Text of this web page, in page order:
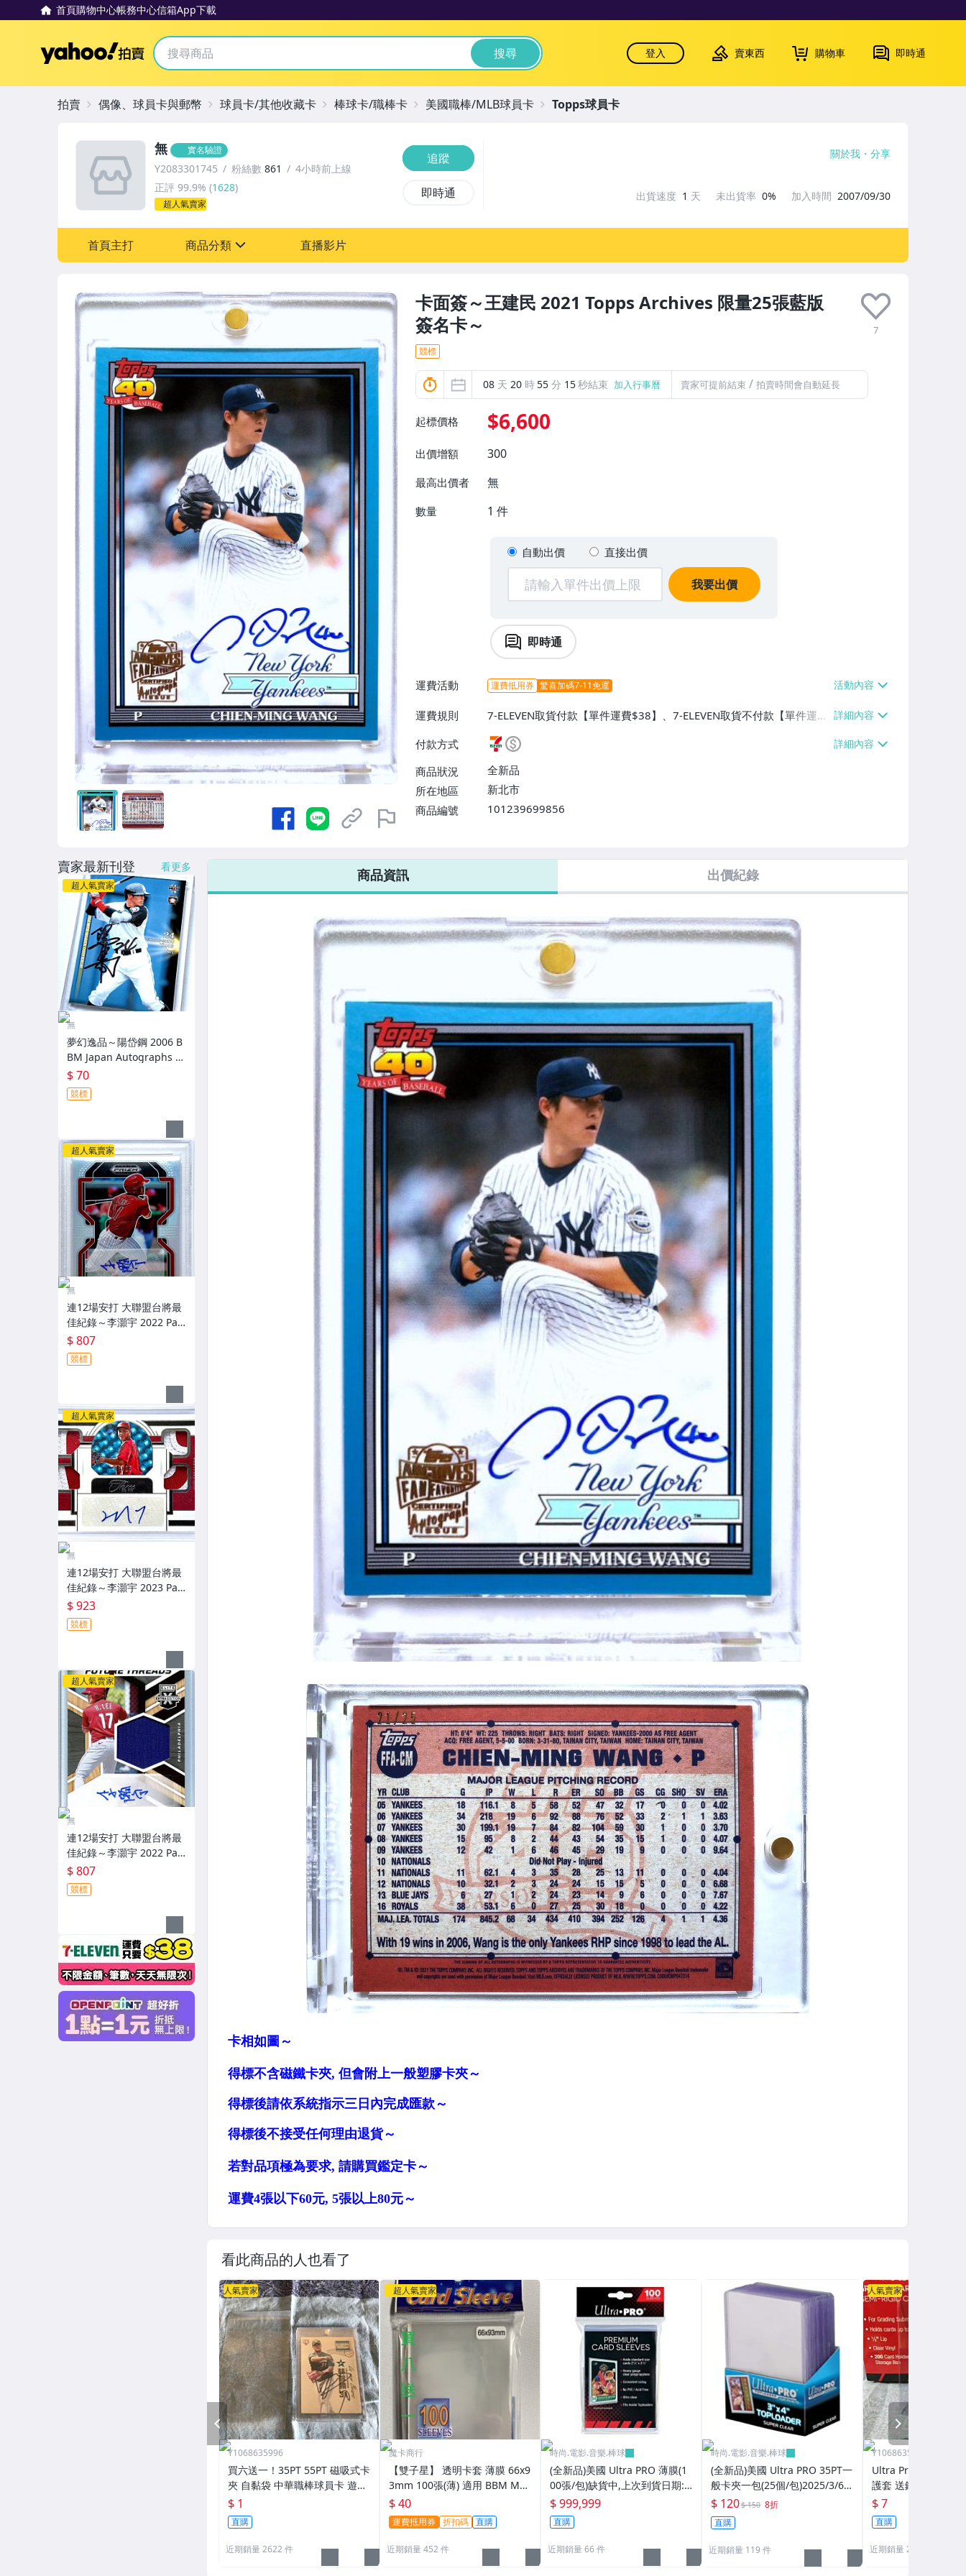
首頁購物中心帳務中心信箱App下載
Yahoo拍賣 搜尋 登入 賣東西 購物車 即時通
卡面簽～王建民 2021 Topps Archives 限量25張藍版
簽名卡～
7
競標
08 天 20 時 55 分 13秒結束 加入行事曆 賣家可提前結束 / 拍賣時間會自動延長
起標價格 $6,600
出價增額 300
最高出價者 無
數量 1 件
自動出價 直接出價
我要出價
即時通
運費活動 運費抵用券 驚喜加碼7-11免運
運費規則
7-ELEVEN取貨付款【單件運費$38】、7-ELEVEN取貨不付款【單件運費
$38】、郵局掛號【單件運費$60、滿20件或消費滿$50000免運費】
付款方式
商品狀況
全新品
所在地區
新北市
商品編號
101239699856
不限金額、筆數，筆筆優惠無限次！
無 實名驗證
Y2083301745 粉絲數 861
4小時前上線
正評 99.9% (1628)
超人氣賣家
追蹤
即時通
關於我 分享
出貨速度 1 天 未出貨率 0% 加入時間 2007/09/30
首頁主打 商品分類
玩具、模型與公仔
偶像、球員卡與郵幣
直播影片
拍賣 偶像、球員卡與郵幣 球員卡/其他收藏卡 棒球卡/職棒卡 美國職棒/MLB球員卡 Topps球員卡
商品資訊 出價紀錄
看此商品的人也看了
人氣賣家
Y1068635996
買六送一！35PT 55PT 磁吸式卡
夾 自黏袋 中華職棒球員卡 遊戲
王 寶可夢PTCG 漫威 ultra pro
可用
$ 1
直購
近期銷量 2622 件
超人氣賣家
魔卡商行
【雙子星】 透明卡套 薄膜 66x9
3mm 100張(薄) 適用 BBM MLB
Topps CPBL 球員卡
$ 40
運費抵用券 折扣碼 直購
近期銷量 452 件
時尚.電影.音樂.棒球
(全新品)美國 Ultra PRO 薄膜(1
00張/包)缺貨中,上次到貨日期:2
025/6/26
$ 999,999
直購
近期銷量 66 件
時尚.電影.音樂.棒球
(全新品)美國 Ultra PRO 35PT一
般卡夾一包(25個/包)2025/3/6
再到貨
$ 120$ 150 8折
直購
近期銷量 119 件
人氣賣家
Y1068635996
Ultra Pro 半剛性卡
護套 送鑑定用卡夾
棒球員卡 寶可夢
請看商品說明
$ 7
直購
近期銷量 207 件
PREV
賣家最新刊登 看更多
超人氣賣家
無
夢幻逸品～陽岱鋼 2006 B
BM Japan Autographs 新
人配布簽名卡 加蓋BBM鋼
印 RC～
$ 70
競標
超人氣賣家
無
連12場安打 大聯盟台將最
佳紀錄～李灝宇 2022 Pan
ini Prizm Draft Picks 亮面
新人簽名鑑定卡 RC PSA 9
～
$ 807
競標
超人氣賣家
無
連12場安打 大聯盟台將最
佳紀錄～李灝宇 2023 Pan
ini Three And Two 限量2
5張新人原封四球衣簽名卡
Patch～
$ 923
競標
超人氣賣家
無
連12場安打 大聯盟台將最
佳紀錄～李灝宇 2022 Pan
ini Elite Extra Edition 實
戰球衣簽名卡～
$ 807
競標